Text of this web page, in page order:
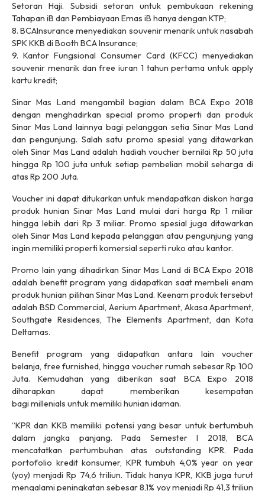
Setoran Haji. Subsidi setoran untuk pembukaan rekening
Tahapan iB dan Pembiayaan Emas iB hanya dengan KTP;
8. BCAInsurance menyediakan souvenir menarik untuk nasabah
SPK KKB di Booth BCA Insurance;
9. Kantor Fungsional Consumer Card (KFCC) menyediakan
souvenir menarik danfreeiuran 1 tahun pertama untuk apply
kartu kredit;
Sinar Mas Land mengambil bagian dalam BCA Expo 2018
dengan menghadirkan special promo properti dan produk
Sinar Mas Land lainnya bagi pelanggan setia Sinar Mas Land
dan pengunjung. Salah satu promo spesial yang ditawarkan
oleh Sinar Mas Land adalah hadiah voucher bernilai Rp 50 juta
hingga Rp 100 juta untuk setiap pembelian mobil seharga di
atas Rp 200 Juta.
Voucher ini dapat ditukarkan untuk mendapatkan diskon harga
produk hunian Sinar Mas Land mulai dari harga Rp 1 miliar
hingga lebih dari Rp 3 miliar. Promo spesial juga ditawarkan
oleh Sinar Mas Land kepada pelanggan atau pengunjung yang
ingin memiliki properti komersial seperti ruko atau kantor.
Promo lain yang dihadirkan Sinar Mas Land di BCA Expo 2018
adalah benefit program yang didapatkan saat membeli enam
produk hunian pilihan Sinar Mas Land. Keenam produk tersebut
adalah BSD Commercial, Aerium Apartment, Akasa Apartment,
Southgate Residences, The Elements Apartment, dan Kota
Deltamas.
Benefit program yang didapatkan antara lain voucher
belanja, free furnished, hingga voucher rumah sebesar Rp 100
Juta. Kemudahan yang diberikan saat BCA Expo 2018
diharapkan dapat memberikan kesempatan
bagi millenials untuk memiliki hunian idaman.
“KPR dan KKB memiliki potensi yang besar untuk bertumbuh
dalam jangka panjang. Pada Semester I 2018, BCA
mencatatkan pertumbuhan atas outstanding KPR. Pada
portofolio kredit konsumer, KPR tumbuh 4,0% year on year
(yoy) menjadi Rp 74,6 triliun. Tidak hanya KPR, KKB juga turut
mengalami peningkatan sebesar 8,1% yoy menjadi Rp 41,3 triliun